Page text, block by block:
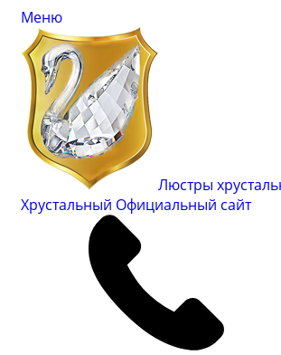
Меню
Люстры
Хрустальный Официальный сайт